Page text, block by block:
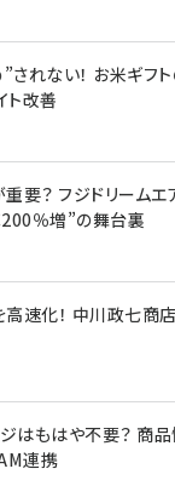
れない！ お米ギフ
ト改善
要？ フジドリームエ
％増”の舞台裏
速化！ 中川政七
はもはや不要？ 商
連携